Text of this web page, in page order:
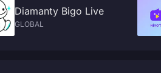
Diamanty Bigo Live
GLOBAL